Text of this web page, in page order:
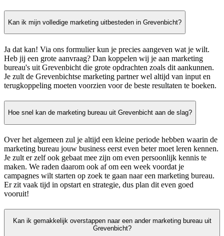
Kan ik mijn volledige marketing uitbesteden in Grevenbicht?
Ja dat kan! Via ons formulier kun je precies aangeven wat je wilt.
Heb jij een grote aanvraag? Dan koppelen wij je aan marketing
bureau's uit Grevenbicht die grote opdrachten zoals dit aankunnen.
Je zult de Grevenbichtse marketing partner wel altijd van input en
terugkoppeling moeten voorzien voor de beste resultaten te boeken.
Hoe snel kan de marketing bureau uit Grevenbicht aan de slag?
Over het algemeen zul je altijd een kleine periode hebben waarin de
marketing bureau jouw business eerst even beter moet leren kennen.
Je zult er zelf ook gebaat mee zijn om even persoonlijk kennis te
maken. We raden daarom ook af om een week voordat je
campagnes wilt starten op zoek te gaan naar een marketing bureau.
Er zit vaak tijd in opstart en strategie, dus plan dit even goed
vooruit!
Kan ik gemakkelijk overstappen naar een ander marketing bureau uit
Grevenbicht?